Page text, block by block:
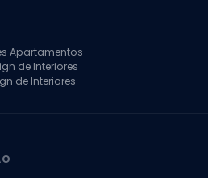
Apartamentos
de Interiores
de Interiores